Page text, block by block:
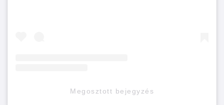
Megosztott bejegyzés